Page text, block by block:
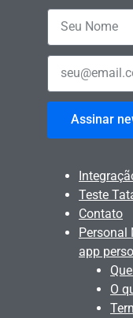
Assinar
Teste
Contato
Personal
app
O